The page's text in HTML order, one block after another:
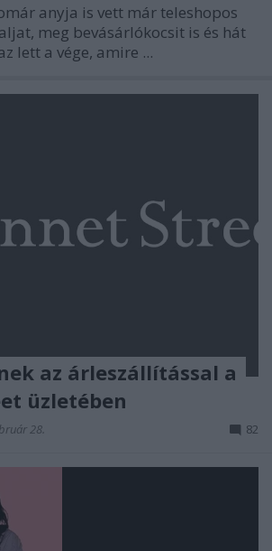
anyja is vett már teleshopos
meg bevásárlókocsit is és hát
lett a vége, amire ...
az árleszállítással a
üzletében
28. 82